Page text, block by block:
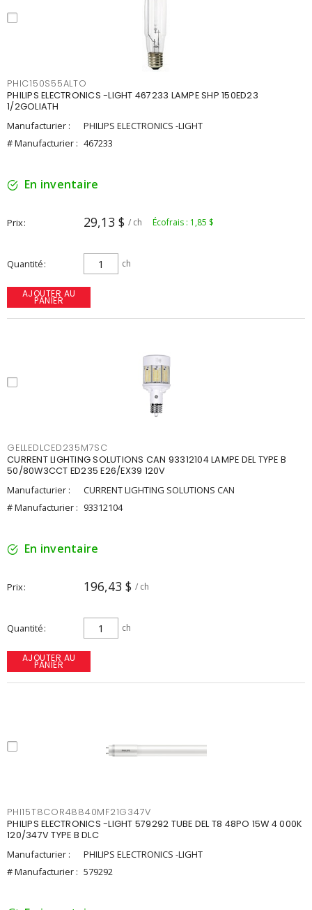
PHIC150S55ALTO
PHILIPS ELECTRONICS -LIGHT 467233 LAMPE SHP 150ED23
1/2GOLIATH
Manufacturier :
PHILIPS ELECTRONICS -LIGHT
# Manufacturier : 467233
En inventaire
Prix 29,13 $ / ch Écofrais : 1,85 $
Quantité ch
AJOUTER AU
PANIER
GELLEDLCED235M7SC
CURRENT LIGHTING SOLUTIONS CAN 93312104 LAMPE DEL TYPE B
50/80W3CCT ED235 E26/EX39 120V
Manufacturier :
CURRENT LIGHTING SOLUTIONS CAN
# Manufacturier : 93312104
En inventaire
Prix 196,43 $ / ch
Quantité ch
AJOUTER AU
PANIER
PHI15T8COR48840MF21G347V
PHILIPS ELECTRONICS -LIGHT 579292 TUBE DEL T8 48PO 15W 4 000K
120/347V TYPE B DLC
Manufacturier :
PHILIPS ELECTRONICS -LIGHT
# Manufacturier : 579292